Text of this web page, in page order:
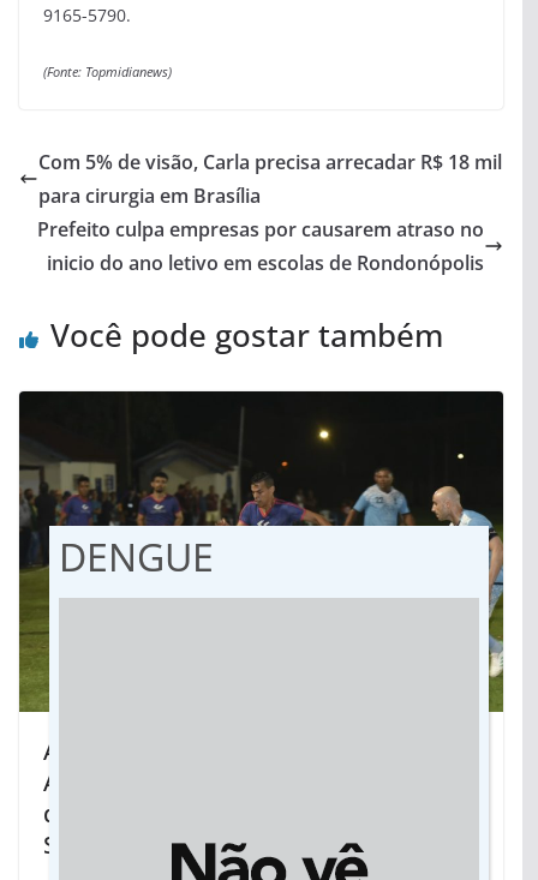
9165-5790.
(Fonte: Topmidianews)
Com 5% de visão, Carla precisa arrecadar R$ 18 mil
para cirurgia em Brasília
Prefeito culpa empresas por causarem atraso no
inicio do ano letivo em escolas de Rondonópolis
Você pode gostar também
ACP, Aliança, ABM/Fasbom e
Agentes/PC/Sinsap são os campeões
da ‘12ª Copa Cassems de Futebol
Society’
DENGUE